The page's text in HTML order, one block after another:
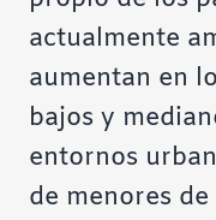
actualmente
aumentan en
bajos y
entornos
de menores